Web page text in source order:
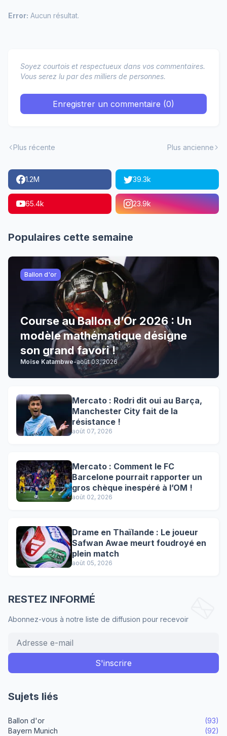
Error: Aucun résultat.
Soyez courtois et respectueux dans vos commentaires.
Vous serez lu par des milliers de personnes.
Enregistrer un commentaire (0)
Plus récente Plus ancienne
1.2M 39.3k
65.4k 23.9k
Populaires cette semaine
Ballon d'or
Course au Ballon d’Or 2026 : Un
modèle mathématique désigne
son grand favori !
Moïse Katambwe-août 03, 2026
Mercato : Rodri dit oui au Barça,
Manchester City fait de la
résistance !
août 07, 2026
Mercato : Comment le FC
Barcelone pourrait rapporter un
gros chèque inespéré à l’OM !
août 02, 2026
Drame en Thaïlande : Le joueur
Safwan Awae meurt foudroyé en
plein match
août 05, 2026
RESTEZ INFORMÉ
Abonnez-vous à notre liste de diffusion pour recevoir
Sujets liés
Ballon d'or
(93)
Bayern Munich
(92)